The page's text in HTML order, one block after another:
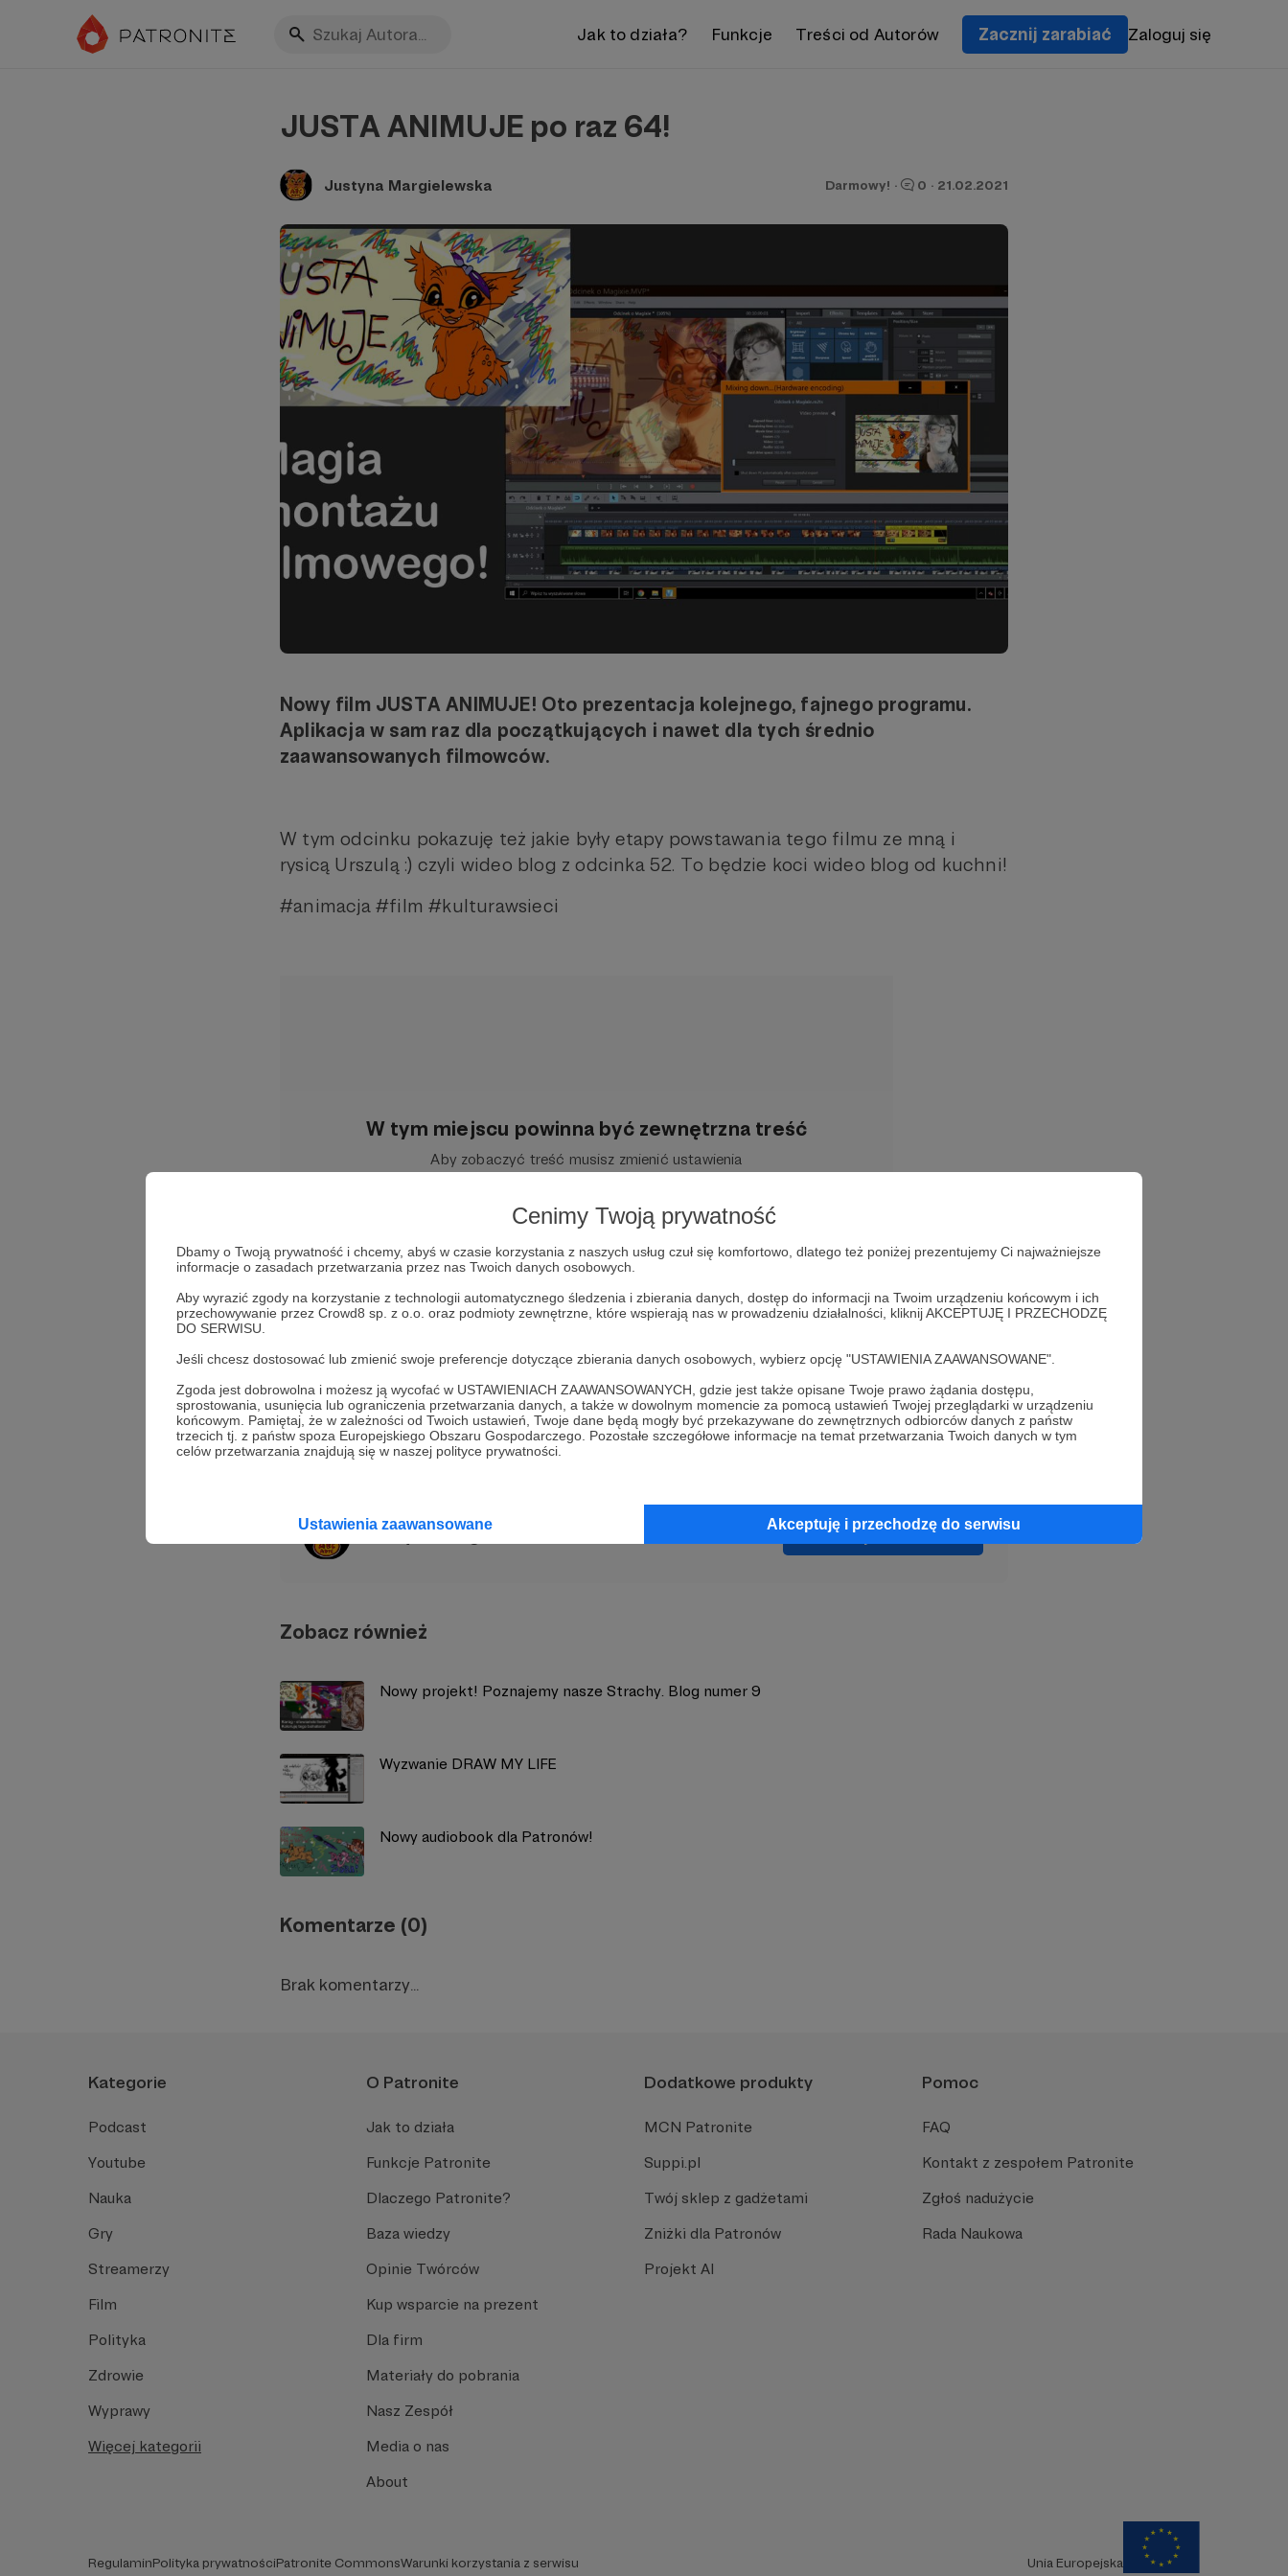
Cenimy Twoją prywatność
Dbamy o Twoją prywatność i chcemy, abyś w czasie korzystania z naszych usług czuł się komfortowo, dlatego też poniżej prezentujemy Ci najważniejsze
informacje o zasadach przetwarzania przez nas Twoich danych osobowych.
Aby wyrazić zgody na korzystanie z technologii automatycznego śledzenia i zbierania danych, dostęp do informacji na Twoim urządzeniu końcowym i ich
przechowywanie przez Crowd8 sp. z o.o. oraz podmioty zewnętrzne, które wspierają nas w prowadzeniu działalności, kliknij AKCEPTUJĘ I PRZECHODZĘ
DO SERWISU.
Jeśli chcesz dostosować lub zmienić swoje preferencje dotyczące zbierania danych osobowych, wybierz opcję "USTAWIENIA ZAAWANSOWANE".
Zgoda jest dobrowolna i możesz ją wycofać w USTAWIENIACH ZAAWANSOWANYCH, gdzie jest także opisane Twoje prawo żądania dostępu,
sprostowania, usunięcia lub ograniczenia przetwarzania danych, a także w dowolnym momencie za pomocą ustawień Twojej przeglądarki w urządzeniu
końcowym. Pamiętaj, że w zależności od Twoich ustawień, Twoje dane będą mogły być przekazywane do zewnętrznych odbiorców danych z państw
trzecich tj. z państw spoza Europejskiego Obszaru Gospodarczego. Pozostałe szczegółowe informacje na temat przetwarzania Twoich danych w tym
celów przetwarzania znajdują się w naszej polityce prywatności.
Ustawienia zaawansowane Akceptuję i przechodzę do serwisu
Jak to działa? Funkcje Treści od Autorów Zacznij zarabiać Zaloguj się
JUSTA ANIMUJE po raz 64!
Justyna Margielewska Darmowy! · 0 · 21.02.2021
Nowy film JUSTA ANIMUJE! Oto prezentacja kolejnego, fajnego programu.
Aplikacja w sam raz dla początkujących i nawet dla tych średnio
zaawansowanych filmowców.
W tym odcinku pokazuję też jakie były etapy powstawania tego filmu ze mną i
rysicą Urszulą :) czyli wideo blog z odcinka 52. To będzie koci wideo blog od kuchni!
#animacja #film #kulturawsieci
W tym miejscu powinna być zewnętrzna treść
Aby zobaczyć treść musisz zmienić ustawienia
animacja film kulturawsieci ciekawostki magix movie edit edycja projektjusty justaanimuje
Udostępnij
Justyna Margielewska Zobacz profil autora
Zobacz również
Nowy projekt! Poznajemy nasze Strachy. Blog numer 9
Wyzwanie DRAW MY LIFE
Nowy audiobook dla Patronów!
Komentarze (0)
Brak komentarzy...
Kategorie
Podcast
Youtube
Nauka
Gry
Streamerzy
Film
Polityka
Zdrowie
Wyprawy
Więcej kategorii
O Patronite
Jak to działa
Funkcje Patronite
Dlaczego Patronite?
Baza wiedzy
Opinie Twórców
Kup wsparcie na prezent
Dla firm
Materiały do pobrania
Nasz Zespół
Media o nas
About
Dodatkowe produkty
MCN Patronite
Suppi.pl
Twój sklep z gadżetami
Zniżki dla Patronów
Projekt AI
Pomoc
FAQ
Kontakt z zespołem Patronite
Zgłoś nadużycie
Rada Naukowa
RegulaminPolityka prywatnościPatronite CommonsWarunki korzystania z serwisu Unia Europejska